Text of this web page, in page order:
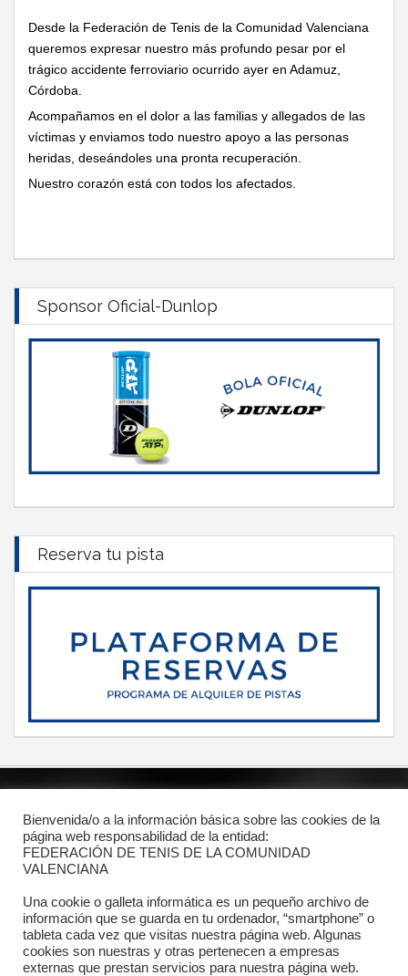
Desde la Federación de Tenis de la Comunidad Valenciana
queremos expresar nuestro más profundo pesar por el
trágico accidente ferroviario ocurrido ayer en Adamuz,
Córdoba.
Acompañamos en el dolor a las familias y allegados de las
víctimas y enviamos todo nuestro apoyo a las personas
heridas, deseándoles una pronta recuperación.
Nuestro corazón está con todos los afectados.
Sponsor Oficial-Dunlop
Reserva tu pista
PROTECCIÓN DE DATOS
Contacto
Dónde estamos
Bienvenida/o a la información básica sobre las cookies de la
página web responsabilidad de la entidad:
FEDERACIÓN DE TENIS DE LA COMUNIDAD
VALENCIANA
Una cookie o galleta informática es un pequeño archivo de
información que se guarda en tu ordenador, “smartphone” o
tableta cada vez que visitas nuestra página web. Algunas
cookies son nuestras y otras pertenecen a empresas
externas que prestan servicios para nuestra página web.